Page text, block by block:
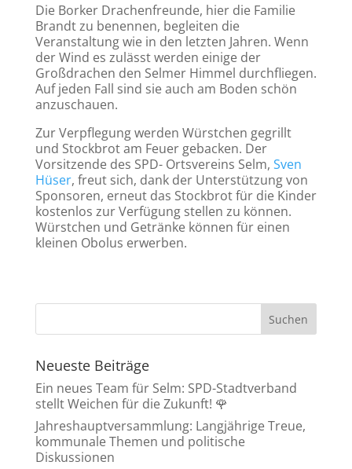
Die Borker Drachenfreunde, hier die Familie
Brandt zu benennen, begleiten die
Veranstaltung wie in den letzten Jahren. Wenn
der Wind es zulässt werden einige der
Großdrachen den Selmer Himmel durchfliegen.
Auf jeden Fall sind sie auch am Boden schön
anzuschauen.
Zur Verpflegung werden Würstchen gegrillt
und Stockbrot am Feuer gebacken. Der
Vorsitzende des SPD- Ortsvereins Selm, Sven
Hüser, freut sich, dank der Unterstützung von
Sponsoren, erneut das Stockbrot für die Kinder
kostenlos zur Verfügung stellen zu können.
Würstchen und Getränke können für einen
kleinen Obolus erwerben.
Neueste Beiträge
Ein neues Team für Selm: SPD-Stadtverband
stellt Weichen für die Zukunft! 🌹
Jahreshauptversammlung: Langjährige Treue,
kommunale Themen und politische
Diskussionen